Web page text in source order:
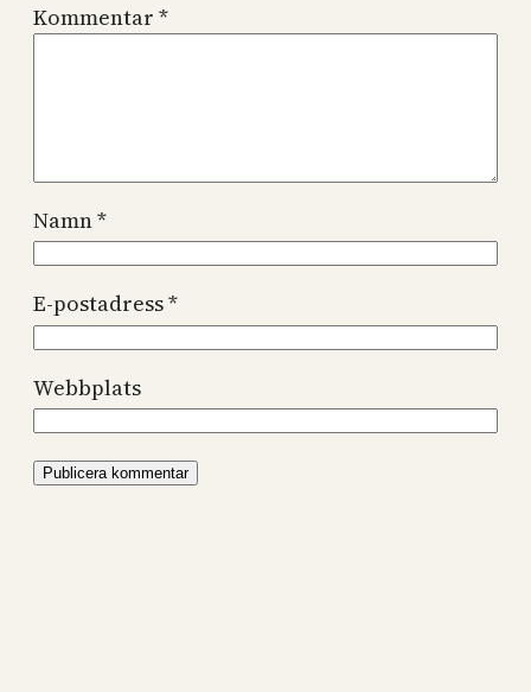
Kommentar *
Namn*
E-postadress*
Webbplats